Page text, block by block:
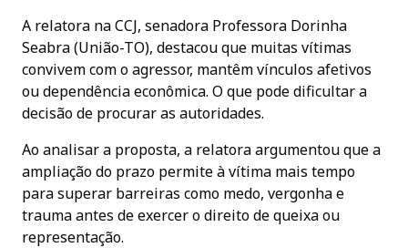
A relatora na CCJ, senadora Professora Dorinha
Seabra (União-TO), destacou que muitas vítimas
convivem com o agressor, mantêm vínculos afetivos
ou dependência econômica. O que pode dificultar a
decisão de procurar as autoridades.
Ao analisar a proposta, a relatora argumentou que a
ampliação do prazo permite à vítima mais tempo
para superar barreiras como medo, vergonha e
trauma antes de exercer o direito de queixa ou
representação.